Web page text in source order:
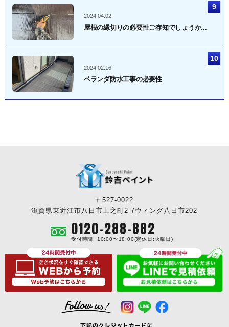
2024.04.02
屋根の縁切りの必要性ご存知でしょうか...
2024.02.16
ベランダ防水工事の必要性
〒527-0022
滋賀県東近江市八日市上之町2-7ウィング八日市202
0120-288-882
受付時間: 10:00〜18:00(定休日:火曜日)